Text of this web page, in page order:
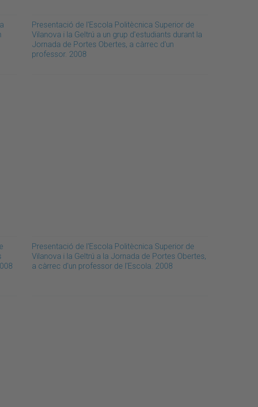
Presentació de l'Escola Politècnica Superior de
Vilanova i la Geltrú a un grup d'estudiants durant la
Jornada de Portes Obertes, a càrrec d'un
professor. 2008
Presentació de l'Escola Politècnica Superior de
Vilanova i la Geltrú a la Jornada de Portes Obertes,
a càrrec d'un professor de l'Escola. 2008